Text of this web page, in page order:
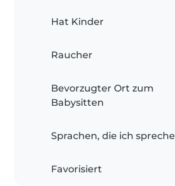
Hat Kinder
Raucher
Bevorzugter Ort zum
Babysitten
Sprachen, die ich spreche
Favorisiert